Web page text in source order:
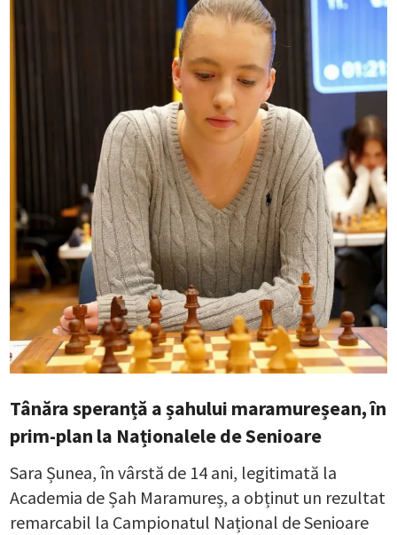
Tânăra speranță a șahului maramureșean, în
prim-plan la Naționalele de Senioare
Sara Șunea, în vârstă de 14 ani, legitimată la
Academia de Șah Maramureș, a obținut un rezultat
remarcabil la Campionatul Național de Senioare